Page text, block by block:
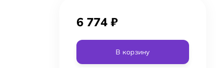
6 774 ₽
В корзину